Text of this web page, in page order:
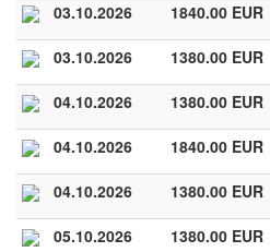
03.10.2026 1840.00 EUR
03.10.2026 1380.00 EUR
04.10.2026 1380.00 EUR
04.10.2026 1840.00 EUR
04.10.2026 1380.00 EUR
05.10.2026 1380.00 EUR